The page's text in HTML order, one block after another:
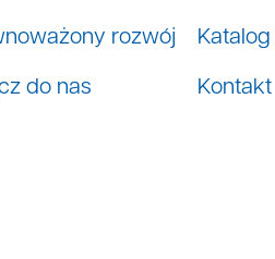
rozwój
do nas Kontakt